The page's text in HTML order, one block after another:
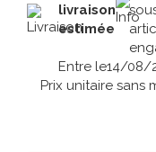
livraison
estimée
Entre le14/08/
Prix unitaire sans